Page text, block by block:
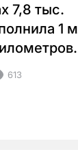
7,8 тыс.
1
613